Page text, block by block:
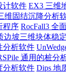
计软件 EX3 三维
维固结沉降分析
程序 RocFall3 全
边坡三维块体稳
分析软件
通用的桩分
分析软件 Dips 地